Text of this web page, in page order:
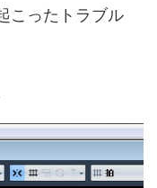
こったトラブル